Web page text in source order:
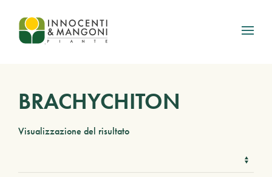
Skip to main content
BRACHYCHITON
Visualizzazione del risultato